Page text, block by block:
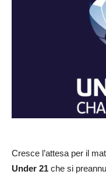
Cresce l’attesa per il
Under 21 che si